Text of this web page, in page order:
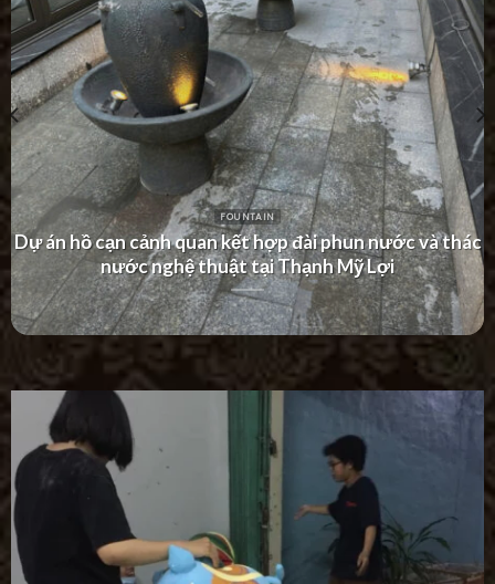
FOUNTAIN
Dự án thác nước tường hiện đại tại Khu Dân Cư Hà Đô
Villa